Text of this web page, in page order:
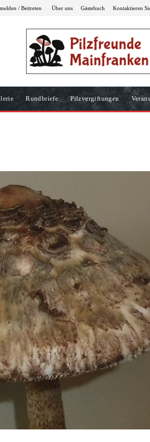
/ Beitreten Über uns Gästebuch Kontaktieren
Rundbriefe Pilzvergiftungen